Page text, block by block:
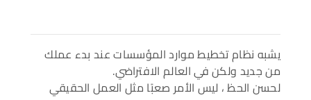
يشبه نظام تخطيط موارد المؤسسات عند بدء عملك
من جديد ولكن في العالم الافتراضي.
لحسن الحظ ، ليس الأمر صعبًا مثل العمل الحقيقي